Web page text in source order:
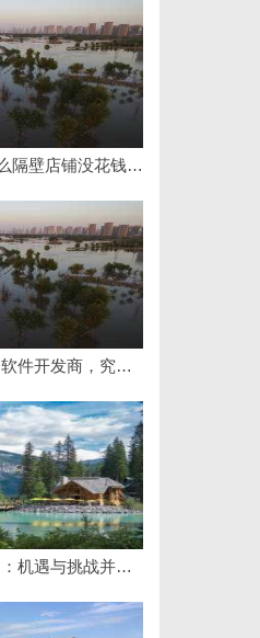
开店最怕“搜不到”为什么隔壁店铺没花钱，ai却天天给他免费派单？
揭秘！专业充电桩项目软件开发商，究竟藏着哪些行业秘诀？
全面解析槟榔加盟市场：机遇与挑战并存的致富之路